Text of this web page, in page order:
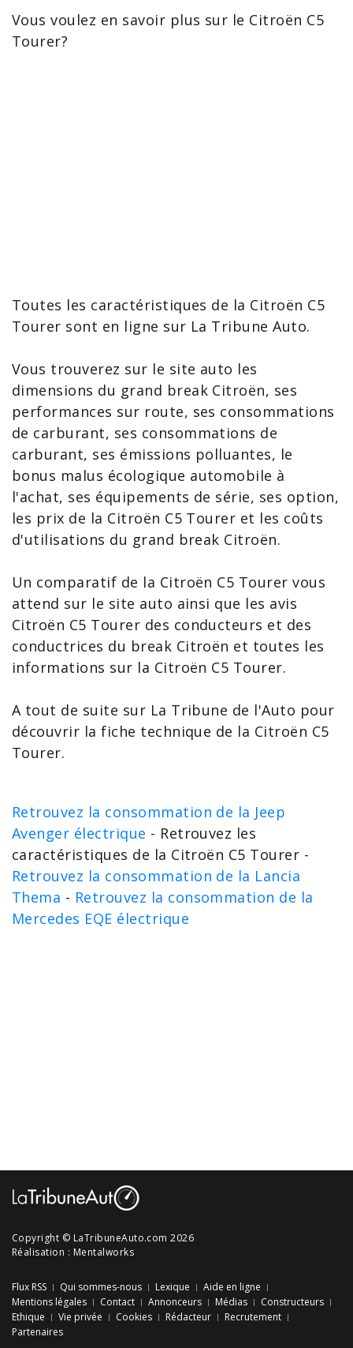
Vous voulez en savoir plus sur le Citroën C5
Tourer?
Toutes les caractéristiques de la Citroën C5
Tourer sont en ligne sur La Tribune Auto.
Vous trouverez sur le site auto les
dimensions du grand break Citroën, ses
performances sur route, ses consommations
de carburant, ses consommations de
carburant, ses émissions polluantes, le
bonus malus écologique automobile à
l'achat, ses équipements de série, ses option,
les prix de la Citroën C5 Tourer et les coûts
d'utilisations du grand break Citroën.
Un comparatif de la Citroën C5 Tourer vous
attend sur le site auto ainsi que les avis
Citroën C5 Tourer des conducteurs et des
conductrices du break Citroën et toutes les
informations sur la Citroën C5 Tourer.
A tout de suite sur La Tribune de l'Auto pour
découvrir lafiche technique de la Citroën C5
Tourer.
Retrouvez la consommation de la Jeep
Avenger électrique - Retrouvez les
caractéristiques de la Citroën C5 Tourer -
Retrouvez la consommation de la Lancia
Thema - Retrouvez la consommation de la
Mercedes EQE électrique
Copyright © LaTribuneAuto.com 2026
Réalisation : Mentalworks
Flux RSS Qui sommes-nous Lexique
Aide en ligne
Mentions légales
Contact Annonceurs Médias
Constructeurs
Ethique
Vie privée Cookies Rédacteur
Recrutement
Partenaires